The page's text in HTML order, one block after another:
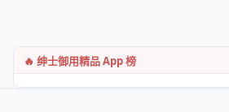
🔥 绅士御用精品 App 榜